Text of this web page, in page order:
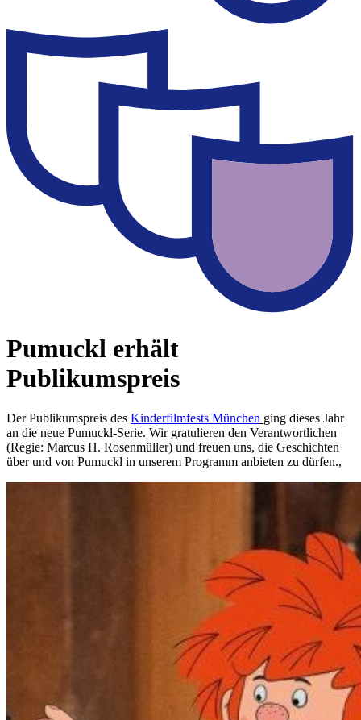
Pumuckl erhält
Publikumspreis
Der Publikumspreis des Kinderfilmfests München ging dieses Jahr
an die neue Pumuckl-Serie. Wir gratulieren den Verantwortlichen
(Regie: Marcus H. Rosenmüller) und freuen uns, die Geschichten
über und von Pumuckl in unserem Programm anbieten zu dürfen.,